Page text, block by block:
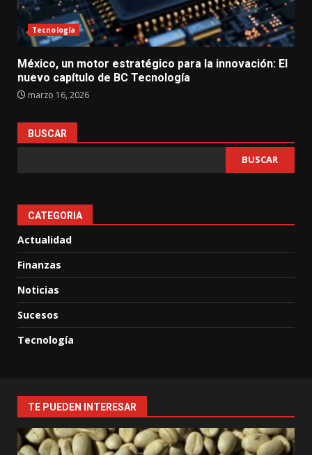
Tecnología
México, un motor estratégico para la innovación: El
nuevo capítulo de BC Tecnología
marzo 16, 2026
BUSCAR
BUSCAR
CATEGORIA
Actualidad
Finanzas
Noticias
Sucesos
Tecnología
TE PUEDEN INTERESAR